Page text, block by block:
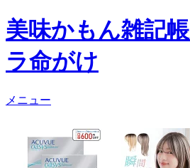
美味かもん雑記帳
ラ命がけ
メニュー